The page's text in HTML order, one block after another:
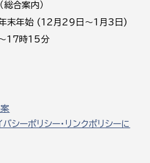
合案内）
年末年始 (12月29日～1月3日)
17時15分
シーポリシー・リンクポリシーに